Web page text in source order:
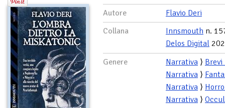
Autore
Flavio Deri
Collana
Innsmouth n.
Delos Digital
Genere
Narrativa ⟩ Brevi
Narrativa ⟩
Narrativa ⟩
Narrativa ⟩